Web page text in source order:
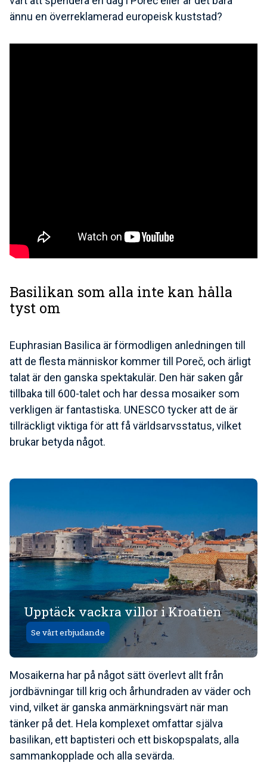
ännu en överreklamerad europeisk kuststad?
Basilikan som alla inte kan hålla
tyst om
Euphrasian Basilica är förmodligen anledningen till
att de flesta människor kommer till Poreč, och ärligt
talat är den ganska spektakulär. Den här saken går
tillbaka till 600-talet och har dessa mosaiker som
verkligen är fantastiska. UNESCO tycker att de är
tillräckligt viktiga för att få världsarvsstatus, vilket
brukar betyda något.
Upptäck vackra villor i Kroatien
Se vårt erbjudande
Mosaikerna har på något sätt överlevt allt från
jordbävningar till krig och århundraden av väder och
vind, vilket är ganska anmärkningsvärt när man
tänker på det. Hela komplexet omfattar själva
basilikan, ett baptisteri och ett biskopspalats, alla
sammankopplade och alla sevärda.